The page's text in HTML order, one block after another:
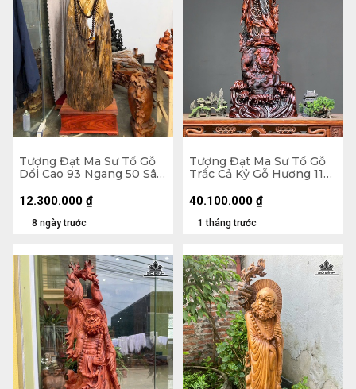
Tượng Đạt Ma Sư Tổ Gỗ
Dổi Cao 93 Ngang 50 Sâu
8 ngày trước
12.300.000 ₫
Tượng Đạt Ma Sư Tổ Gỗ
Trắc Cả Kỷ Gỗ Hương 116
Không Kỷ 103
1 tháng trước
40.100.000 ₫